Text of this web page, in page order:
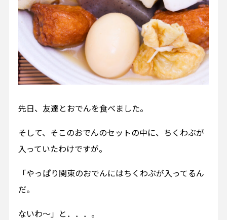
先日、友達とおでんを食べました。
そして、そこのおでんのセットの中に、ちくわぶが
入っていたわけですが。
「やっぱり関東のおでんにはちくわぶが入ってるん
だ。
ないわ～」と．．．。